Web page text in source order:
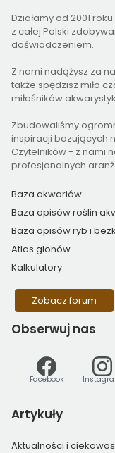
Działamy od 2001
z całej Polski
doświadczeniem.
Z nami nadążysz za
także spędzisz miło
miłośników
Zbudowaliśmy
inspiracji bazujących
Czytelników - z nami
profesjonalnych
Baza akwariów
Baza opisów roślin
Baza opisów ryb i
Atlas glonów
Kalkulatory
Zobacz forum
Obserwuj nas
Facebook
Artykuły
Aktualności i